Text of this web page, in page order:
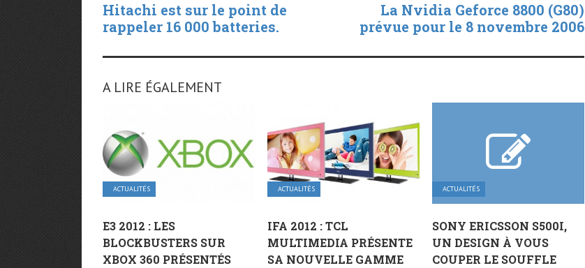
Hitachi est sur le point de
rappeler 16 000 batteries.
La Nvidia Geforce 8800 (G80)
prévue pour le 8 novembre 2006
A LIRE ÉGALEMENT
ACTUALITÉS
E3 2012 : LES
BLOCKBUSTERS SUR
XBOX 360 PRÉSENTÉS
ACTUALITÉS
IFA 2012 : TCL
MULTIMEDIA PRÉSENTE
SA NOUVELLE GAMME
ACTUALITÉS
SONY ERICSSON S500I,
UN DESIGN À VOUS
COUPER LE SOUFFLE